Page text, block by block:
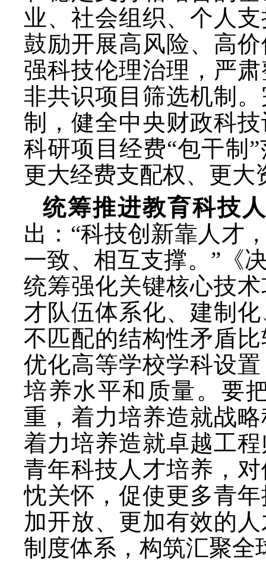
业、社会组织、个人
鼓励开展高风险、高
强科技伦理治理，严
非共识项目筛选机制
制，健全中央财政科
科研项目经费“包干制
更大经费支配权、更大
统筹推进教育科技
出： “科技创新靠人才
一致、相互支撑。”《
统筹强化关键核心技
才队伍体系化、建制
不匹配的结构性矛盾
优化高等学校学科设
培养水平和质量。要
重，着力培养造就战
着力培养造就卓越工
青年科技人才培养，
忱关怀，促使更多青
加开放、更加有效的
制度体系，构筑汇聚全